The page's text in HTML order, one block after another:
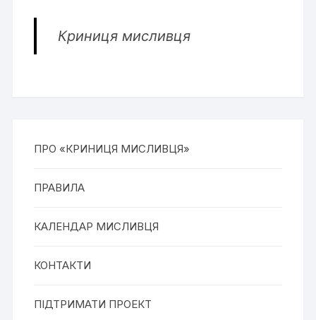
Криниця мисливця
ПРО «КРИНИЦЯ МИСЛИВЦЯ»
ПРАВИЛА
КАЛЕНДАР МИСЛИВЦЯ
КОНТАКТИ
ПІДТРИМАТИ ПРОЕКТ